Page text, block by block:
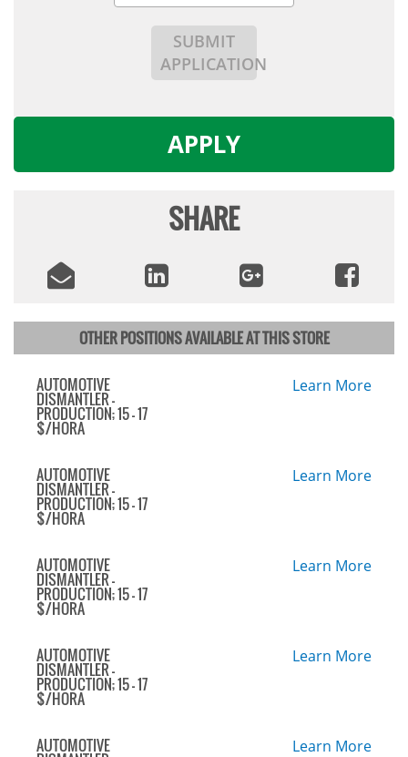
SUBMIT
APPLICATION
APPLY
SHARE
OTHER POSITIONS AVAILABLE AT THIS STORE
AUTOMOTIVE
DISMANTLER -
PRODUCTION; 15 - 17
$/HORA
Learn More
AUTOMOTIVE
DISMANTLER -
PRODUCTION; 15 - 17
$/HORA
Learn More
AUTOMOTIVE
DISMANTLER -
PRODUCTION; 15 - 17
$/HORA
Learn More
AUTOMOTIVE
DISMANTLER -
PRODUCTION; 15 - 17
$/HORA
Learn More
AUTOMOTIVE Learn More